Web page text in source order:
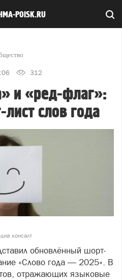
POISK.RU
312
и «ред-флаг»:
слов года
консалт
обновлённый шорт-
«Слово года — 2025». В
отражающих языковые